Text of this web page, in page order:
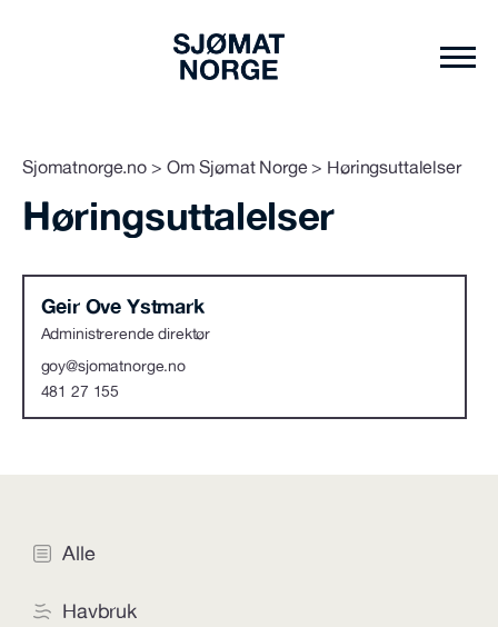
Sjomatnorge.no > Om Sjømat Norge> Høringsuttalelser
Høringsuttalelser
Geir Ove Ystmark
Administrerende direktør
goy@sjomatnorge.no
481 27 155
Alle
Havbruk